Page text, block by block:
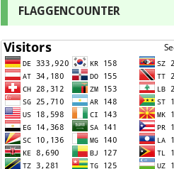
FLAGGENCOUNTER